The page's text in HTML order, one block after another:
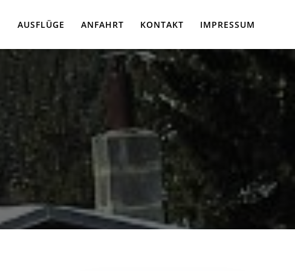
AUSFLÜGE ANFAHRT KONTAKT IMPRESSUM